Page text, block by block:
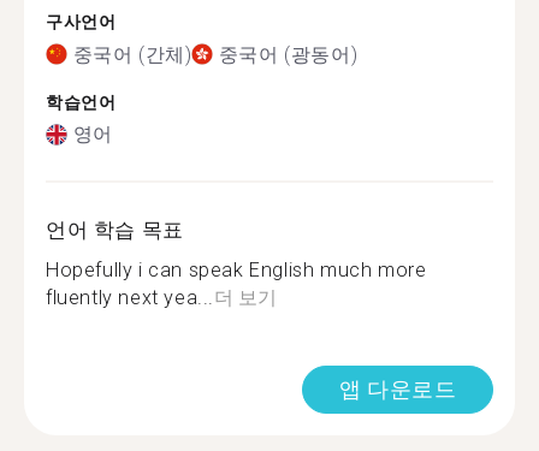
구사언어
중국어 (간체) 중국어 (광동어)
학습언어
영어
언어 학습 목표
Hopefully i can speak English much more
fluently next yea...더 보기
앱 다운로드